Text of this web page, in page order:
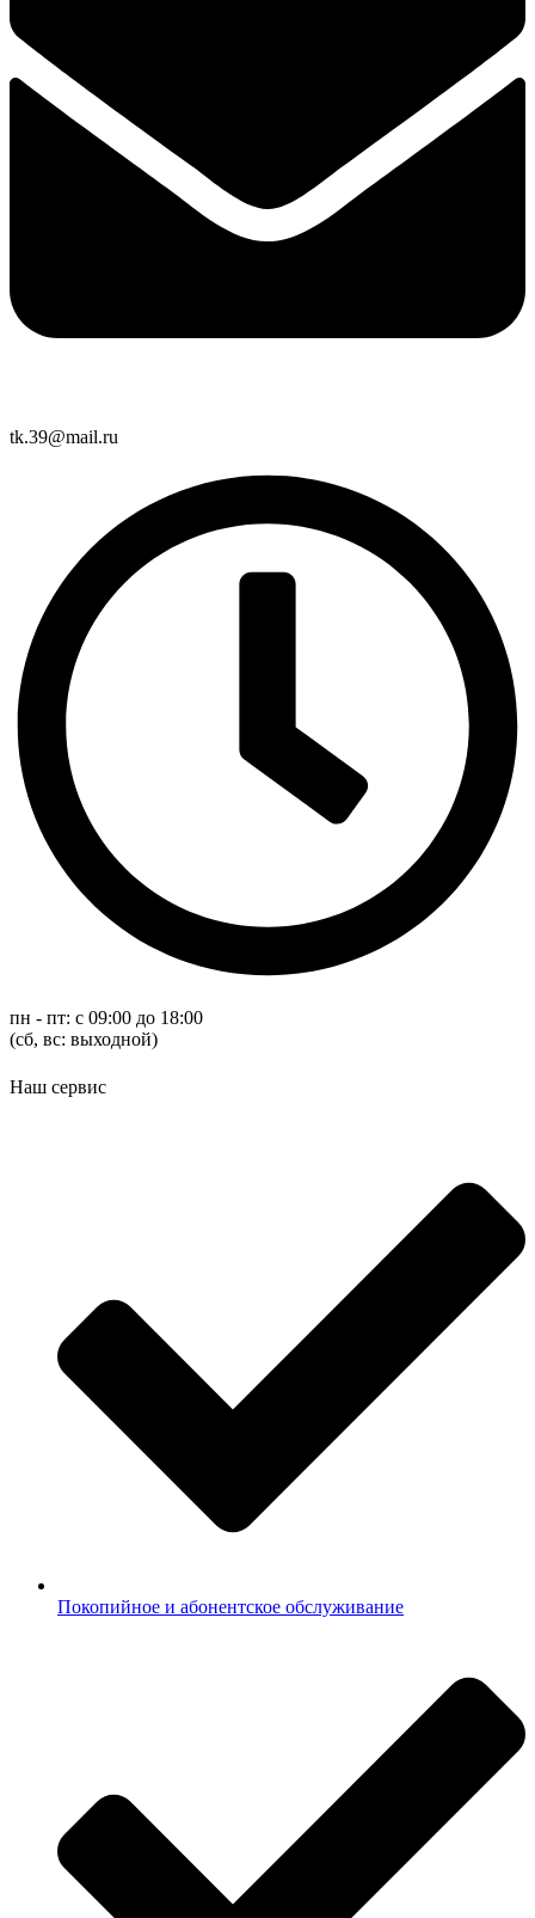
tk.39@mail.ru
пн - пт: с 09:00 до 18:00
(cб, вс: выходной)
Наш сервис
Покопийное и абонентское обслуживание